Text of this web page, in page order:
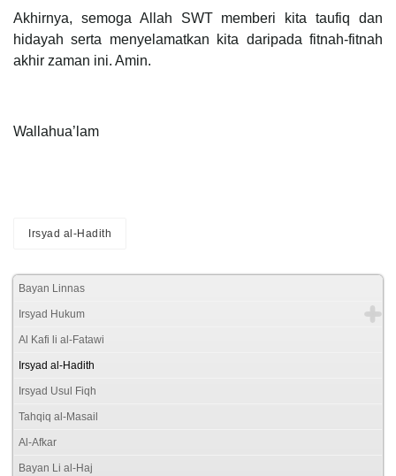
Akhirnya, semoga Allah SWT memberi kita taufiq dan
hidayah serta menyelamatkan kita daripada fitnah-fitnah
akhir zaman ini. Amin.
Wallahua’lam
Irsyad al-Hadith
Bayan Linnas
Irsyad Hukum
Al Kafi li al-Fatawi
Irsyad al-Hadith
Irsyad Usul Fiqh
Tahqiq al-Masail
Al-Afkar
Bayan Li al-Haj